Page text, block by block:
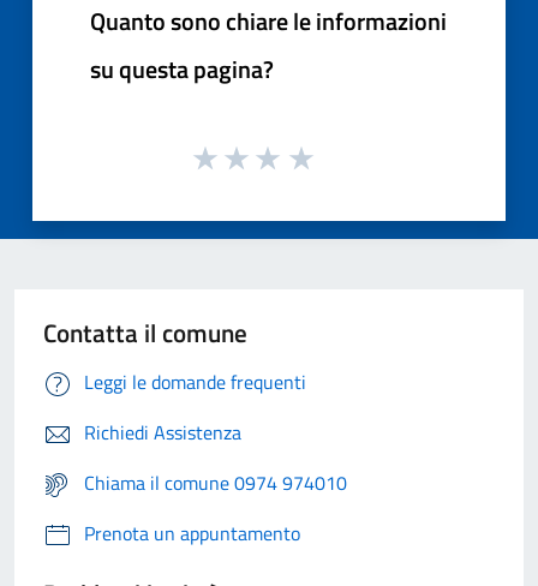
Quanto sono chiare le informazioni
su questa pagina?
Contatta il comune
Leggi le domande frequenti
Richiedi Assistenza
Chiama il comune 0974 974010
Prenota un appuntamento